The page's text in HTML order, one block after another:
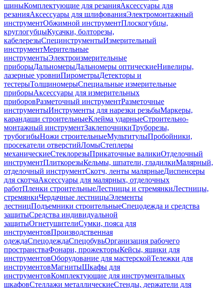
шиныКомплектующие для резанияАксессуары для
резанияАксессуары для шлифованияЭлектромонтажный
инструментОбжимной инструментПлоскогубцы,
круглогубцыКусачки, болторезы,
кабелерезыСпецинструментыИзмерительный
инструментМерительные
инструментыЭлектроизмерительные
приборыДальномерыДальномеры оптическиеНивелиры,
лазерные уровниПирометрыДетекторы и
тестерыТолщиномерыСпециальные измерительные
приборыАксессуары для измерительных
приборовРазметочный инструментРазметочные
инструментыИнструменты для нарезки резьбыМаркеры,
карандаши строительныеКлейма ударныеСтроительно-
монтажный инструментЗаклепочникиТруборезы,
трубогибыНожи строительныеМультитулыПробойники,
просекатели отверстийЛомыСтеплеры
механическиеСтеклорезыПрикаточные валикиОтделочный
инструментПлиткорезыКельмы, шпатели, гладилкиМалярный,
отделочный инструментСкотч, ленты малярныеДиспенсеры
для скотчаАксессуары для малярных, отделочных
работПленки строительныеЛестницы и стремянкиЛестницы,
стремянкиЧердачные лестницыЭлементы
лестницПодъемники строительныеСпецодежда и средства
защитыСредства индивидуальной
защитыОгнетушителиСумки, пояса для
инструментовПроизводственная
одеждаСпецодеждаСпецобувьОрганизация рабочего
пространстваФонари, прожекторыКейсы, ящики для
инструментовОборудование для мастерскойТележки для
инструментовМагнитыШкафы для
инструментовКомплектующие для инструментальных
шкафовСтеллажи металлическиеСтенды, держатели для